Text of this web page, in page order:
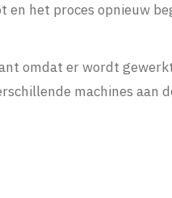
en het proces opnieuw
omdat er wordt
machines aan